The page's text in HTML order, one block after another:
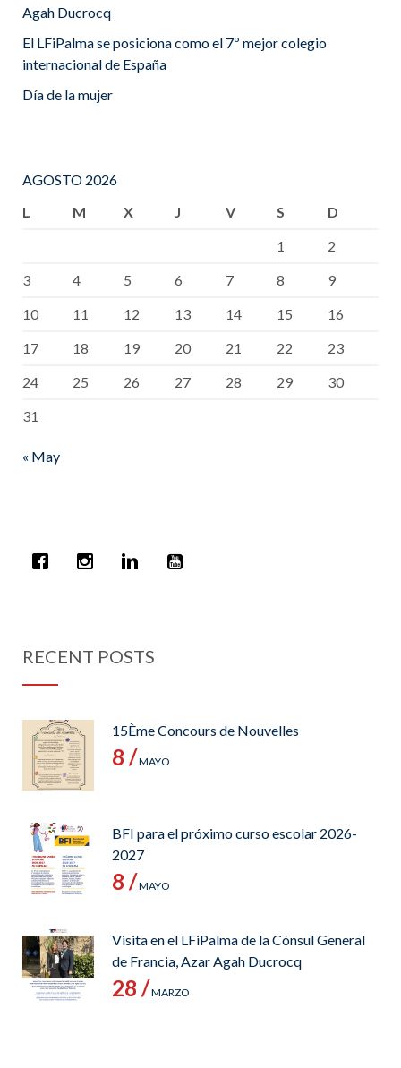
Agah Ducrocq
El LFiPalma se posiciona como el 7º mejor colegio
internacional de España
Día de la mujer
AGOSTO 2026
L
M X J V S
D
1
2
3
4 5 6 7 8
9
10
11 12 13 14 15
16
17
18 19 20 21 22
23
24
25 26 27 28 29
30
31
« May
RECENT POSTS
15Ème Concours de Nouvelles
8 /MAYO
BFI para el próximo curso escolar 2026-
2027
8 /MAYO
Visita en el LFiPalma de la Cónsul General
de Francia, Azar Agah Ducrocq
28 /MARZO